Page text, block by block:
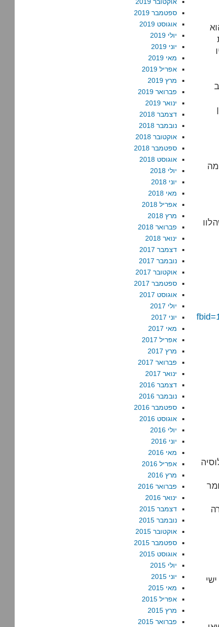
מה
ספטמבר 2019
אוגוסט 2019
יולי 2019
יוני 2019
מאי 2019
אפריל 2019
מרץ 2019
פברואר 2019
ינואר 2019
דצמבר 2018
נובמבר 2018
אוקטובר 2018
ספטמבר 2018
אוגוסט 2018
יולי 2018
יוני 2018
מאי 2018
אפריל 2018
מרץ 2018
פברואר 2018
ינואר 2018
דצמבר 2017
נובמבר 2017
אוקטובר 2017
ספטמבר 2017
אוגוסט 2017
יולי 2017
יוני 2017
מאי 2017
אפריל 2017
מרץ 2017
פברואר 2017
ינואר 2017
דצמבר 2016
נובמבר 2016
ספטמבר 2016
אוגוסט 2016
יולי 2016
יוני 2016
מאי 2016
אפריל 2016
מרץ 2016
פברואר 2016
ינואר 2016
דצמבר 2015
נובמבר 2015
אוקטובר 2015
ספטמבר 2015
אוגוסט 2015
יולי 2015
יוני 2015
מאי 2015
אפריל 2015
מרץ 2015
פברואר 2015